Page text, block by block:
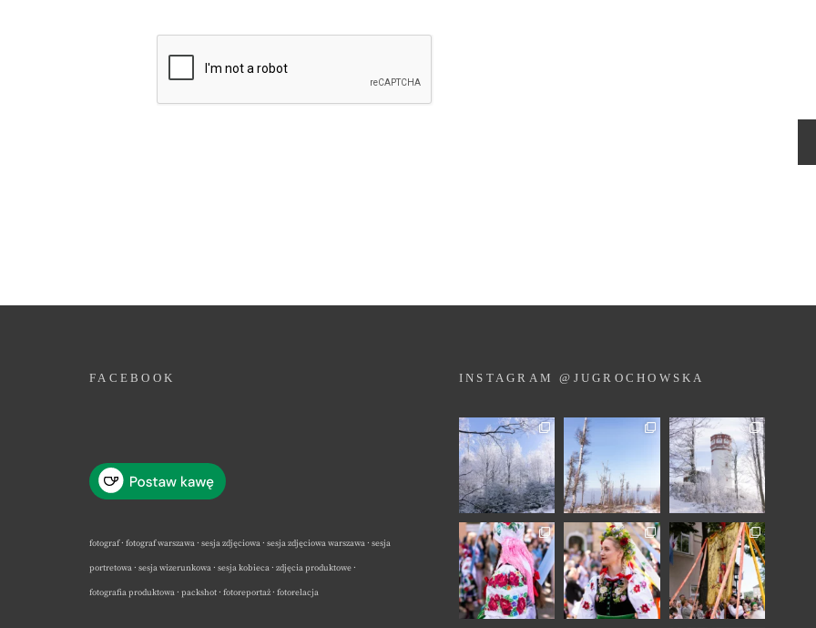
FACEBOOK
fotograf · fotograf warszawa · sesja zdjęciowa · sesja zdjęciowa warszawa · sesja
portretowa · sesja wizerunkowa · sesja kobieca · zdjęcia produktowe ·
fotografia produktowa · packshot · fotoreportaż · fotorelacja
INSTAGRAM @JUGROCHOWSKA